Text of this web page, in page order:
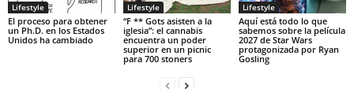
Lifestyle
El proceso para obtener
un Ph.D. en los Estados
Unidos ha cambiado
Lifestyle
“F ** Gots asisten a la
iglesia”: el cannabis
encuentra un poder
superior en un picnic
para 700 stoners
Lifestyle
Aquí está todo lo que
sabemos sobre la película
2027 de Star Wars
protagonizada por Ryan
Gosling